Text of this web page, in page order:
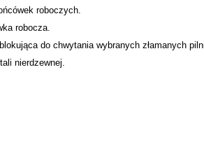
roboczych.
robocza.
do chwytania wybranych złamanych
nierdzewnej.